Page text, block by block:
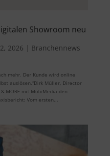
Showroom neu
2026 | Branchennews
mehr. Der Kunde wird online
auslösen.“Dirk Müller, Director
& MORE mit MobiMedia den
Vom ersten...